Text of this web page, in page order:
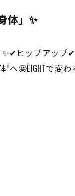
体」✨
✨✔ヒップアッ
”へ🤩EIGHTで